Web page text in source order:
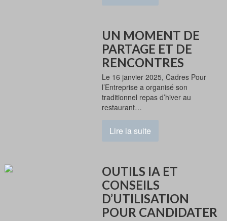
UN MOMENT DE
PARTAGE ET DE
RENCONTRES
Le 16 janvier 2025, Cadres Pour
l’Entreprise a organisé son
traditionnel repas d’hiver au
restaurant…
Lire la suite
OUTILS IA ET
CONSEILS
D’UTILISATION
POUR CANDIDATER